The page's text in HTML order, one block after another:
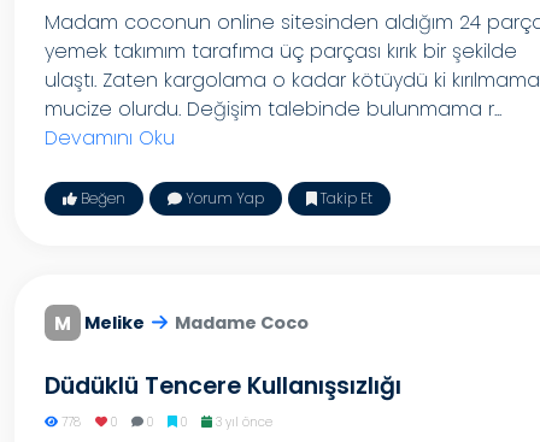
Madam coconun online sitesinden aldığım 24
yemek takımım tarafıma üç parçası kırık bir şekilde
ulaştı. Zaten kargolama o kadar kötüydü ki
mucize olurdu. Değişim talebinde bulunmama r...
Devamını Oku
Beğen Yorum Yap Takip Et
M Melike Madame Coco
Düdüklü Tencere Kullanışsızlığı
778 0 0 0 3 yıl önce